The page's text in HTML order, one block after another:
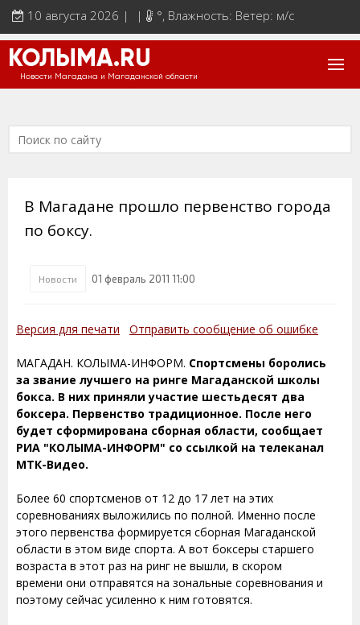
10 августа 2026 | | °, Влажность: Ветер: м/с
КОЛЫМА.RU
Новости Магадана и Магаданской области
В Магадане прошло первенство города
по боксу.
Новости 01 февраль 2011 11:00
Версия для печати Отправить сообщение об ошибке
МАГАДАН. КОЛЫМА-ИНФОРМ. Спортсмены боролись
за звание лучшего на ринге Магаданской школы
бокса. В них приняли участие шестьдесят два
боксера. Первенство традиционное. После него
будет сформирована сборная области, сообщает
РИА "КОЛЫМА-ИНФОРМ" со ссылкой на телеканал
МТК-Видео.
Более 60 спортсменов от 12 до 17 лет на этих
соревнованиях выложились по полной. Именно после
этого первенства формируется сборная Магаданской
области в этом виде спорта. А вот боксеры старшего
возраста в этот раз на ринг не вышли, в скором
времени они отправятся на зональные соревнования и
поэтому сейчас усиленно к ним готовятся.